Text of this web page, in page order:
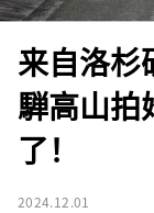
来自洛杉
騨高山拍
了！
2024.12.01